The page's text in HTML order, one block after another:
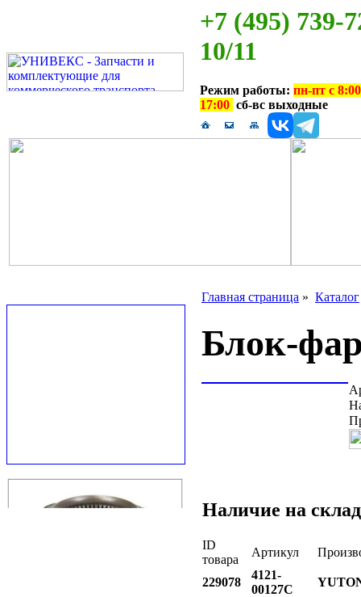
+7 (495) 739-
10/11
Режим работы: пн-пт с
17:00 сб-вс выходные
Главная страница » Каталог
Блок-
Наличие на
ID
товара
Артикул
229078
4121-
00127C